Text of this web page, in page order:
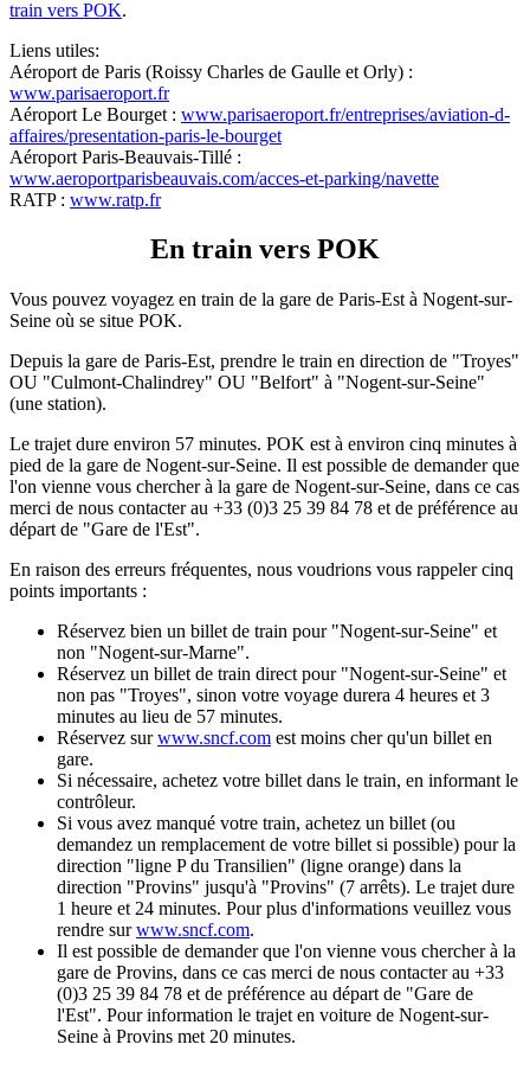
train vers POK.
Liens utiles:
Aéroport de Paris (Roissy Charles de Gaulle et Orly) :
www.parisaeroport.fr
Aéroport Le Bourget : www.parisaeroport.fr/entreprises/aviation-d-
affaires/presentation-paris-le-bourget
Aéroport Paris-Beauvais-Tillé :
www.aeroportparisbeauvais.com/acces-et-parking/navette
RATP : www.ratp.fr
En train vers POK
Vous pouvez voyagez en train de la gare de Paris-Est à Nogent-sur-
Seine où se situe POK.
Depuis la gare de Paris-Est, prendre le train en direction de "Troyes"
OU "Culmont-Chalindrey" OU "Belfort" à "Nogent-sur-Seine"
(une station).
Le trajet dure environ 57 minutes. POK est à environ cinq minutes à
pied de la gare de Nogent-sur-Seine. Il est possible de demander que
l'on vienne vous chercher à la gare de Nogent-sur-Seine, dans ce cas
merci de nous contacter au +33 (0)3 25 39 84 78 et de préférence au
départ de "Gare de l'Est".
En raison des erreurs fréquentes, nous voudrions vous rappeler cinq
points importants :
Réservez bien un billet de train pour "Nogent-sur-Seine" et
non "Nogent-sur-Marne".
Réservez un billet de train direct pour "Nogent-sur-Seine" et
non pas "Troyes", sinon votre voyage durera 4 heures et 3
minutes au lieu de 57 minutes.
Réservez surwww.sncf.com est moins cher qu'un billet en
gare.
Si nécessaire, achetez votre billet dans le train, en informant le
contrôleur.
Si vous avez manqué votre train, achetez un billet (ou
demandez un remplacement de votre billet si possible) pour la
direction "ligne P du Transilien" (ligne orange) dans la
direction "Provins" jusqu'à "Provins" (7 arrêts). Le trajet dure
1 heure et 24 minutes. Pour plus d'informations veuillez vous
rendre surwww.sncf.com.
Il est possible de demander que l'on vienne vous chercher à la
gare de Provins, dans ce cas merci de nous contacter au +33
(0)3 25 39 84 78 et de préférence au départ de "Gare de
l'Est". Pour information le trajet en voiture de Nogent-sur-
Seine à Provins met 20 minutes.